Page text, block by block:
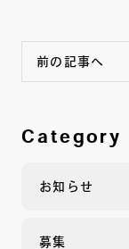
前の記事へ
Category
お知らせ
募集